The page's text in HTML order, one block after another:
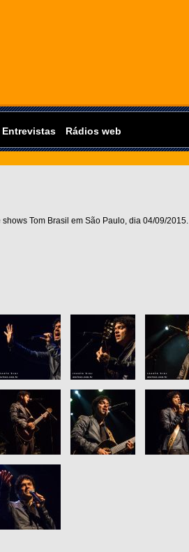
Entrevistas Rádios web
Tom Brasil em São Paulo, dia 04/09/2015.